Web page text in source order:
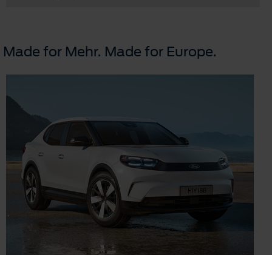
Made for Mehr. Made for Europe.